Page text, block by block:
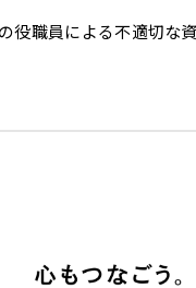
役職員による不適切な